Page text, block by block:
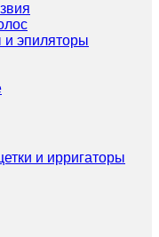
и эпиляторы
и ирригаторы